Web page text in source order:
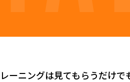
ーニングは見てもらうだけで